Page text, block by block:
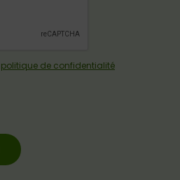
politique de confidentialité